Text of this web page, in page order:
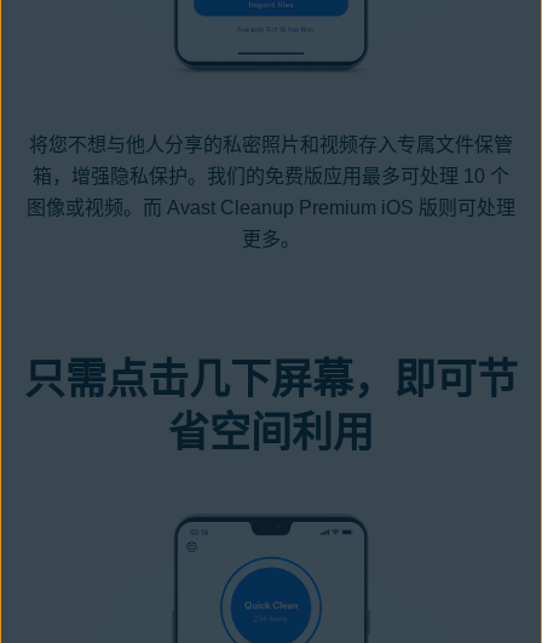
将您不想与他人分享的私密照片和视频存入专属文件保管
箱，增强隐私保护。我们的免费版应用最多可处理 10 个
图像或视频。而 Avast Cleanup Premium iOS 版则可处理
更多。
只需点击几下屏幕，即可节
省空间利用